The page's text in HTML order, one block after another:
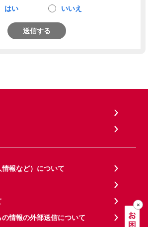
はい いいえ
送信する
報など）について
情報の外部送信について